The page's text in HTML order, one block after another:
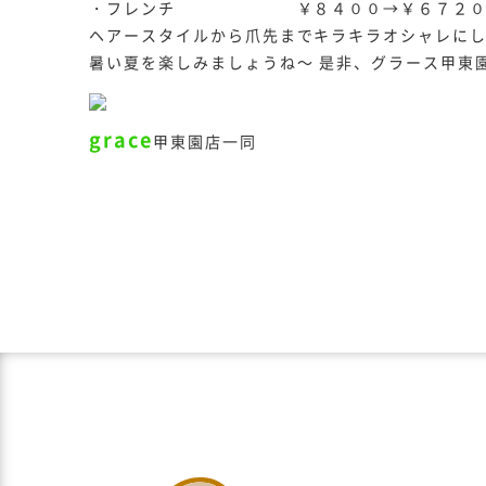
・フレンチ ￥８４００→￥６７２０
ヘアースタイルから爪先まで キラキラ オシャレに
暑い夏 を楽しみましょうね～ 是非、グラース甲東
grace 甲東園店一同